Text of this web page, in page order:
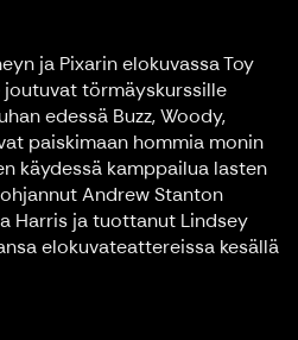
ja Pixarin elokuvassa Toy
törmäyskurssille
edessä Buzz, Woody,
paiskimaan hommia monin
käydessä kamppailua lasten
Andrew Stanton
Harris ja tuottanut Lindsey
elokuvateattereissa kesällä